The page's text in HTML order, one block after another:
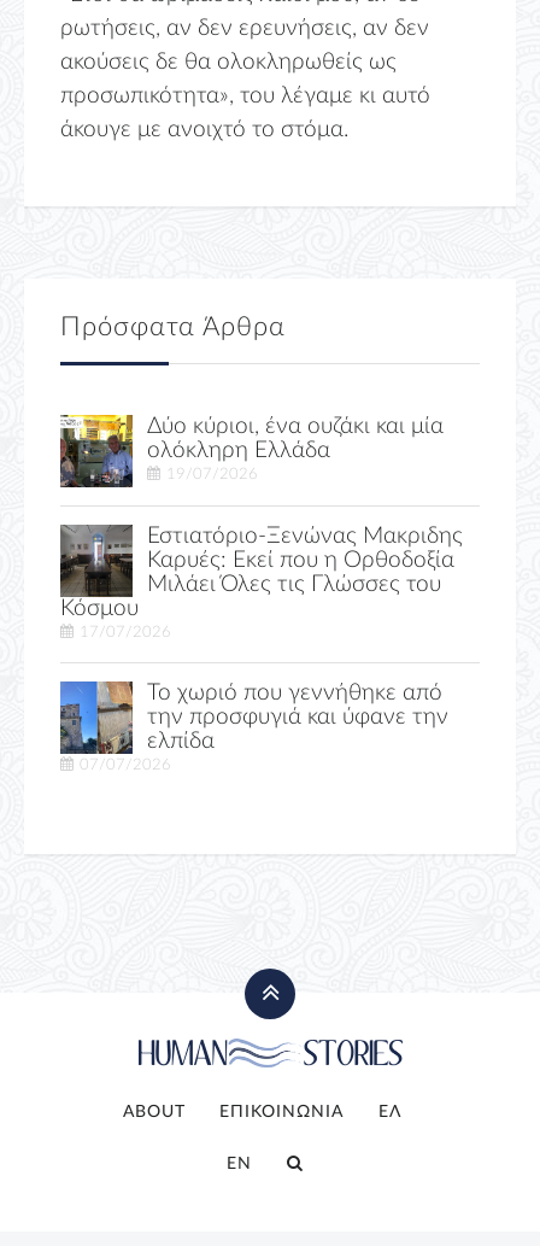
ρωτήσεις, αν δεν ερευνήσεις, αν δεν
ακούσεις δε θα ολοκληρωθείς ως
προσωπικότητα», του λέγαμε κι αυτό
άκουγε με ανοιχτό το στόμα.
Πρόσφατα Άρθρα
Δύο κύριοι, ένα ουζάκι και μία
ολόκληρη Ελλάδα
19/07/2026
Εστιατόριο-Ξενώνας Μακριδης
Καρυές: Εκεί που η Ορθοδοξία
Μιλάει Όλες τις Γλώσσες του
Κόσμου
17/07/2026
Το χωριό που γεννήθηκε από
την προσφυγιά και ύφανε την
ελπίδα
07/07/2026
ABOUT ΕΠΙΚΟΙΝΩΝΙΑ ΕΛ
EN